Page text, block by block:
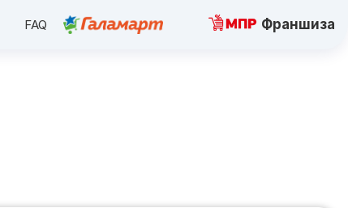
FAQ Франшиза